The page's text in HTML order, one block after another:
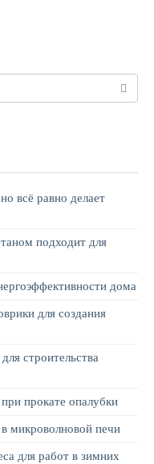
всё равно делает
подходит для
дома
для создания
строительства
прокате опалубки
микроволновой печи
для работ в зимних